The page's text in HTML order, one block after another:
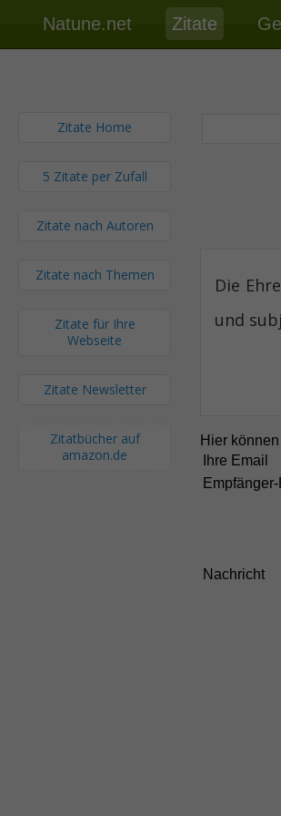
Natune.net Zitate
Zitate Home
5 Zitate per Zufall
Zitate nach Autoren
Zitate nach Themen
Zitate für Ihre
Webseite
Zitate Newsletter
Zitatbücher auf
amazon.de
Die
und
Hier
Ihre Email
Empfänger-
Nachricht